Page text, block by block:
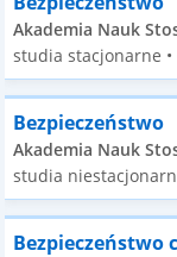
Akademia Nauk
studia stacjonarne
Bezpieczeństwo
Akademia Nauk
studia
Bezpieczeństwo